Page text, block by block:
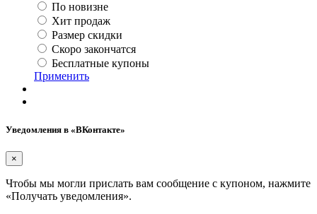
По новизне
Хит продаж
Размер скидки
Скоро закончатся
Бесплатные купоны
Применить
Уведомления в «ВКонтакте»
×
Чтобы мы могли прислать вам сообщение с купоном, нажмите
«Получать уведомления».